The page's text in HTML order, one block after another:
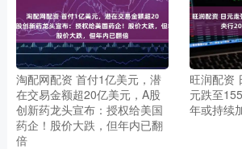
淘配网配资 首付1亿美元，潜
在交易金额超20亿美元，A股
创新药龙头宣布：授权给美国
药企！股价大跌，但年内已翻
倍
旺润配资
元跌至
年或持续